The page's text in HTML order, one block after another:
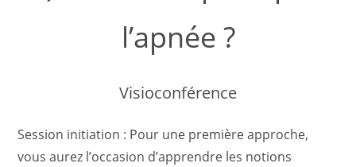
l’apnée ?
Visioconférence
Session initiation : Pour une première approche,
vous aurez l’occasion d’apprendre les notions